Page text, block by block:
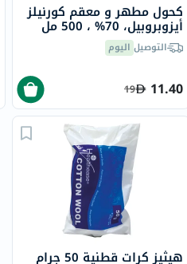
كحول مطهر و معقم كورنيلز
أيزوبروبيل، 70% ، 500 مل
التوصيل اليوم
11.40
19
هيثيز كرات قطنية 50 جرام